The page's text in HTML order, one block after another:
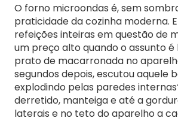
O forno microondas é, sem
praticidade da cozinha moderna.
refeições inteiras em questão de
um preço alto quando o assunto
prato de macarronada no
segundos depois, escutou
explodindo pelas paredes
derretido, manteiga e até a
laterais e no teto do aparelho a